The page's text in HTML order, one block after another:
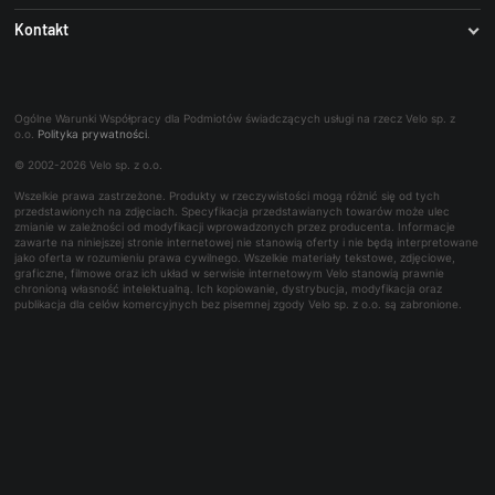
Odzież Kolarza
Stroje kolarskie
Trening
B2B (IZAM)
Stroje Castelli
Rowerowe bony towarowe
Kontakt
Kontakt dla mediów
Reklamacje i naprawy
Wynajem
Ogólne Warunki Współpracy dla Podmiotów świadczących usługi na rzecz Velo sp. z
o.o. Polityka prywatności
© 2002-2026 Velo sp. z o.o.
Wszelkie prawa zastrzeżone. Produkty w rzeczywistości mogą różnić się od tych
przedstawionych na zdjęciach. Specyfikacja przedstawianych towarów może ulec
zmianie w zależności od modyfikacji wprowadzonych przez producenta. Informacje
zawarte na niniejszej stronie internetowej nie stanowią oferty i nie będą interpretowane
jako oferta w rozumieniu prawa cywilnego. Wszelkie materiały tekstowe, zdjęciowe,
graficzne, filmowe oraz ich układ w serwisie internetowym Velo stanowią prawnie
chronioną własność intelektualną. Ich kopiowanie, dystrybucja, modyfikacja oraz
publikacja dla celów komercyjnych bez pisemnej zgody Velo sp. z o.o. są zabronione.